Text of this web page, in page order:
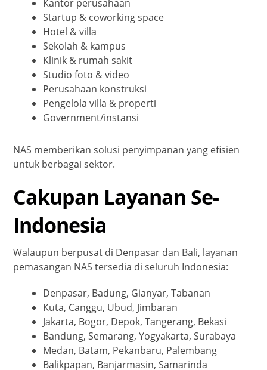
Kantor perusahaan
Startup & coworking space
Hotel & villa
Sekolah & kampus
Klinik & rumah sakit
Studio foto & video
Perusahaan konstruksi
Pengelola villa & properti
Government/instansi
NAS memberikan solusi penyimpanan yang efisien
untuk berbagai sektor.
Cakupan Layanan Se-
Indonesia
Walaupun berpusat di Denpasar dan Bali, layanan
pemasangan NAS tersedia di seluruh Indonesia:
Denpasar, Badung, Gianyar, Tabanan
Kuta, Canggu, Ubud, Jimbaran
Jakarta, Bogor, Depok, Tangerang, Bekasi
Bandung, Semarang, Yogyakarta, Surabaya
Medan, Batam, Pekanbaru, Palembang
Balikpapan, Banjarmasin, Samarinda